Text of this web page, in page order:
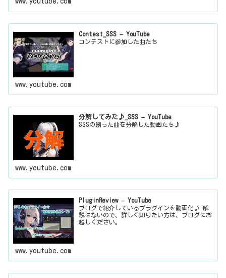
Contest_SSS – YouTube
コンテストに参加した曲たち
www.youtube.com
分解してみた♪_SSS – YouTube
SSSの創った曲を分解した動画たち♪
www.youtube.com
PluginReview – YouTube
ブログで紹介しているプラグインを動画化♪ 解
説はないので、詳しく知りたい方は、ブログにお
越しください。
www.youtube.com